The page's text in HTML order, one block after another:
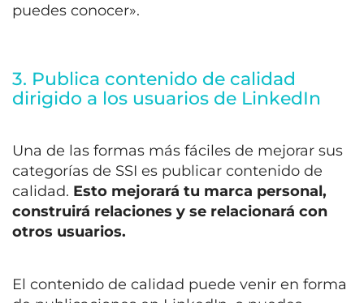
puedes conocer».
3. Publica contenido de calidad
dirigido a los usuarios de LinkedIn
Una de las formas más fáciles de mejorar sus
categorías de SSI es publicar contenido de
calidad. Esto mejorará tu marca personal,
construirá relaciones y se relacionará con
otros usuarios.
El contenido de calidad puede venir en forma